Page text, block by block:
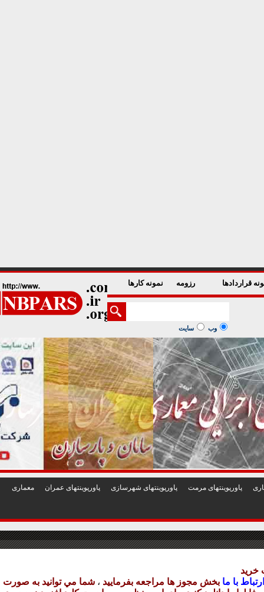
1 2 3 4 5